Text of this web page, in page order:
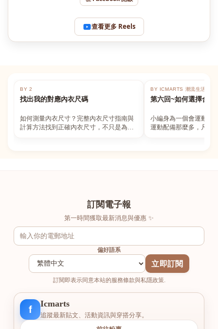
查看更多 Reels
BY 2
找出我的對應內衣尺碼
如何測量內衣尺寸？完整內衣尺寸指南與
計算方法找到正確內衣尺寸，不只是為了
BY ICMARTS 潮流生活百貨
第六回~如何選擇合適
小編身為一個會運動的
運動配備那麼多，凡舉
訂閱電子報
第一時間獲取最新消息與優惠 ✨
偏好語系
立即訂閱
訂閱即表示同意本站的服務條款與私隱政策.
f
Icmarts
追蹤最新貼文、活動資訊與穿搭分享。